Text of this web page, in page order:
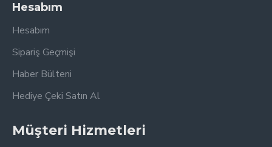
Hesabım
Hesabım
Sipariş Geçmişi
Haber Bülteni
Hediye Çeki Satın Al
Müşteri Hizmetleri